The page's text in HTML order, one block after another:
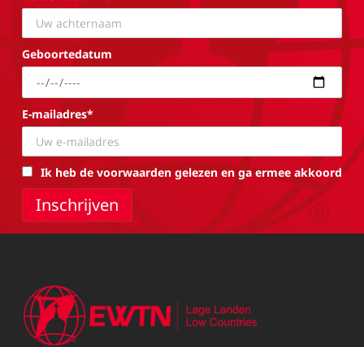
Geboortedatum
E-mailadres*
Ik heb de voorwaarden gelezen en ga ermee akkoord